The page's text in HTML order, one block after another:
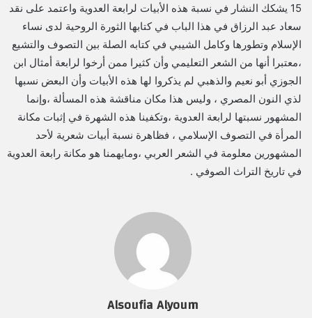
15 يشكك النشار في نسبة هذه الأبيات لرابعة العدوية واعتمد على نقد
سعاد عبد الرزاق في هذا الباب في كتابها الثورة الروحية لدى نساء
الإسلام وتطورها وكامل الشيبي في كتابه الصلة بين التصوف والتشيع
،معتبرا أنها من الشعر التعليمي وأن كثيرا ممن أرخوا لرابعة أمثال ابن
الجوزي أبو نعيم والذهبي لم يذكروا لها هذه الأبيات وأن البعض نسبها
لذي النون المصري ، وليس هذا مكان مناقشة هذه المسألة ،وإنما
المشهور نسبتها لرابعة العدوية ،وتكفينا هذه الشهرة في إثبات مكانة
المرأة في التصوف الإسلامي ، فظاهرة نسبة أبيات شعرية لأحد
المشهورين معلومة في الشعر العربي ،ومايهمنا هو مكانة رابعة العدوية
في تاريخ التراث الصوفي .
Alsoufia Alyoum